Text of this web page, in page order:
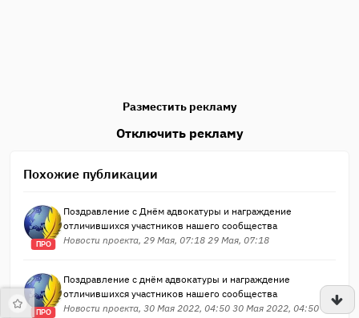
Разместить рекламу
Отключить рекламу
Похожие публикации
ПРО
Поздравление с Днём адвокатуры и награждение
отличившихся участников нашего сообщества
Новости проекта, 29 Мая, 07:18 29 Мая, 07:18
ПРО
Поздравление с днём адвокатуры и награждение
отличившихся участников нашего сообщества
Новости проекта, 30 Мая 2022, 04:50 30 Мая 2022, 04:50